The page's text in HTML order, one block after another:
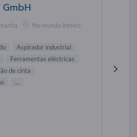
No mundo inteiro
Aspirador industrial
Ferramentas eléctricas
de cinta
...